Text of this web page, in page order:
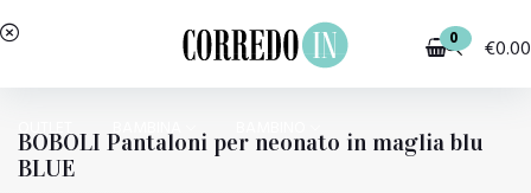
0 €0.00
OUTLET BAMBINA
BOBOLI Pantaloni per neonato in maglia blu
BLUE